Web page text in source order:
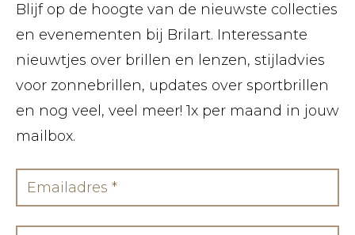
Blijf op de hoogte van de nieuwste collecties
en evenementen bij Brilart. Interessante
nieuwtjes over brillen en lenzen, stijladvies
voor zonnebrillen, updates over sportbrillen
en nog veel, veel meer! 1x per maand in jouw
mailbox.